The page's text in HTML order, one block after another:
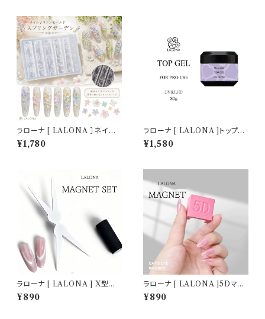
ラローナ [ LALONA ］ネイル
シリコンモールド ( スプリングガ
ーデン ) ジェルネイル/レジン/
¥1,780
ラローナ [ LALONA ]トップジ
ェル ( 15g×2個セットで30g ) (
コンテナタイプ )ジェルネイル/
¥1,580
ラローナ [ LALONA ] X型マ
グネットツール ( マグネット無し
) ジェルネイル/フレンチマグネッ
¥890
ラローナ [ LALONA ]5Dマグ
ネット ( ホワイト/ピンク ) ジェ
ルネイル/特大マグネット/ネオジ
¥890